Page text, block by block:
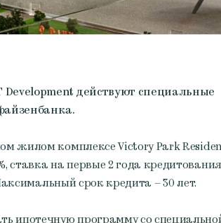
действуют специальные
жилом комплексе Victory Park
ставка на первые 2 года кредитования
срок кредита – 30 лет.
ипотечную программу со